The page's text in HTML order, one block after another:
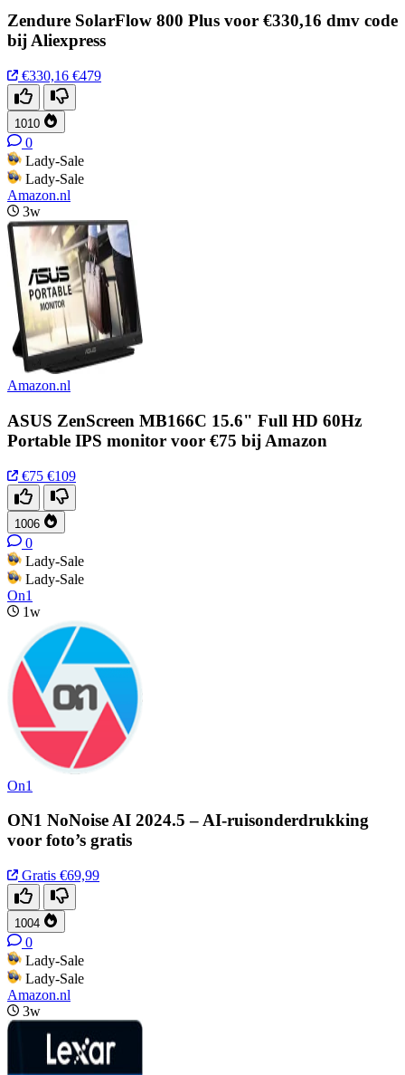
Zendure SolarFlow 800 Plus voor €330,16 dmv code
bij Aliexpress
€330,16 €479
1010
0
Lady-Sale
Lady-Sale
Amazon.nl
3w
Amazon.nl
ASUS ZenScreen MB166C 15.6" Full HD 60Hz
Portable IPS monitor voor €75 bij Amazon
€75 €109
1006
0
Lady-Sale
Lady-Sale
On1
1w
On1
ON1 NoNoise AI 2024.5 – AI-ruisonderdrukking
voor foto’s gratis
Gratis €69,99
1004
0
Lady-Sale
Lady-Sale
Amazon.nl
3w